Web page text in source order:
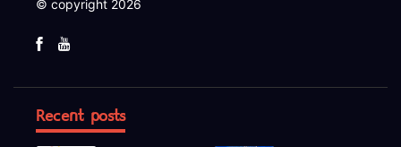
© copyright 2026
Recent posts